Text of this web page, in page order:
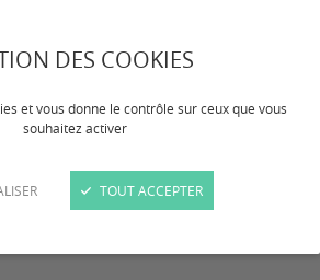
DES COOKIES
et vous donne le contrôle sur ceux que vous
souhaitez activer
TOUT ACCEPTER
la suite, plus quelques
par la suite.